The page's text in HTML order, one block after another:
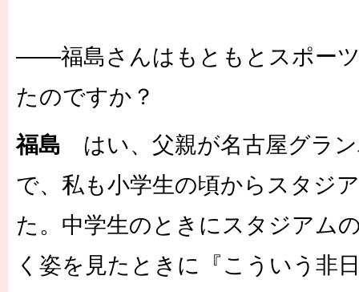
――福島さんはもともとスポー
たのですか？
福島 はい、父親が名古屋グラ
で、私も小学生の頃からスタジ
た。中学生のときにスタジアム
く姿を見たときに『こういう非